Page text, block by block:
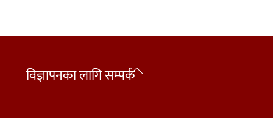
Back
विज्ञापनका लागि सम्पर्क